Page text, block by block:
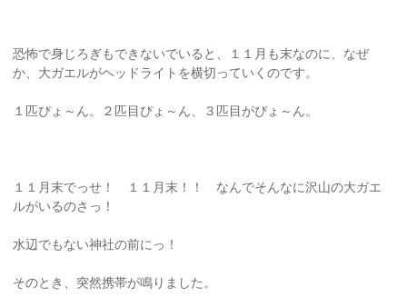
恐怖で身じろぎもできないでいると、１１月も末なのに、なぜ
か、大ガエルがヘッドライトを横切っていくのです。
１匹ぴょ～ん。２匹目ぴょ～ん、３匹目がぴょ～ん。
１１月末でっせ！ １１月末！！ なんでそんなに沢山の大ガエ
ルがいるのさっ！
水辺でもない神社の前にっ！
そのとき、突然携帯が鳴りました。